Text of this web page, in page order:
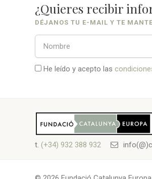
¿Quieres recibir
DÉJANOS TU E-MAIL Y TE
He leído y acepto las
t. (+34) 932 388 932